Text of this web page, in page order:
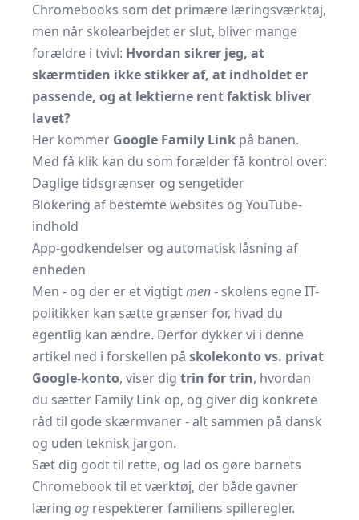
Chromebooks som det primære læringsværktøj,
men når skolearbejdet er slut, bliver mange
forældre i tvivl: Hvordan sikrer jeg, at
skærmtiden ikke stikker af, at indholdet er
passende, og at lektierne rent faktisk bliver
lavet?
Her kommer Google Family Link på banen.
Med få klik kan du som forælder få kontrol over:
Daglige tidsgrænser og sengetider
Blokering af bestemte websites og YouTube-
indhold
App-godkendelser og automatisk låsning af
enheden
Men - og der er et vigtigtmen- skolens egne IT-
politikker kan sætte grænser for, hvad du
egentlig kan ændre. Derfor dykker vi i denne
artikel ned i forskellen på skolekonto vs. privat
Google-konto, viser dig trin for trin, hvordan
du sætter Family Link op, og giver dig konkrete
råd til gode skærmvaner - alt sammen på dansk
og uden teknisk jargon.
Sæt dig godt til rette, og lad os gøre barnets
Chromebook til et værktøj, der både gavner
læring og respekterer familiens spilleregler.